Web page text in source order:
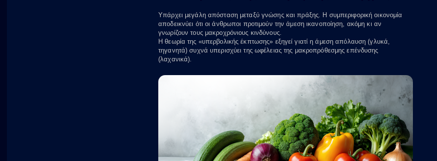
Υπάρχει μεγάλη απόσταση μεταξύ γνώσης και πράξης. Η συμπεριφορική οικονομία
αποδεικνύει ότι οι άνθρωποι προτιμούν την άμεση ικανοποίηση, ακόμη κι αν
γνωρίζουν τους μακροχρόνιους κινδύνους.
Η θεωρία της «υπερβολικής έκπτωσης» εξηγεί γιατί η άμεση απόλαυση (γλυκά,
τηγανητά) συχνά υπερισχύει της ωφέλειας της μακροπρόθεσμης επένδυσης
(λαχανικά).